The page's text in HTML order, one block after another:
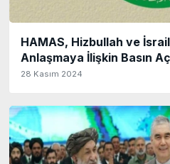
HAMAS, Hizbullah ve
Anlaşmaya İlişkin Basın
28 Kasım 2024